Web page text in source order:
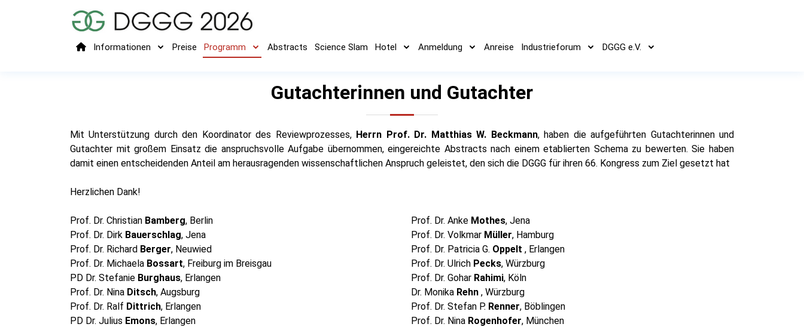
Informationen Preise Programm Abstracts Science Slam Hotel Anmeldung Anreise Industrieforum DGGG e.V.
Gutachterinnen und Gutachter
Mit Unterstützung durch den Koordinator des Reviewprozesses, Herrn Prof. Dr. Matthias W. Beckmann, haben die aufgeführten Gutachterinnen und
Gutachter mit großem Einsatz die anspruchsvolle Aufgabe übernommen, eingereichte Abstracts nach einem etablierten Schema zu bewerten. Sie haben
damit einen entscheidenden Anteil am herausragenden wissenschaftlichen Anspruch geleistet, den sich die DGGG für ihren 66. Kongress zum Ziel gesetzt hat
Herzlichen Dank!
Prof. Dr. Christian Bamberg, Berlin
Prof. Dr. Dirk Bauerschlag, Jena
Prof. Dr. Richard Berger, Neuwied
Prof. Dr. Michaela Bossart, Freiburg im Breisgau
PD Dr. Stefanie Burghaus, Erlangen
Prof. Dr. Nina Ditsch, Augsburg
Prof. Dr. Ralf Dittrich, Erlangen
PD Dr. Julius Emons, Erlangen
Prof. Dr. Anke Mothes, Jena
Prof. Dr. Volkmar Müller, Hamburg
Prof. Dr. Patricia G. Oppelt , Erlangen
Prof. Dr. Ulrich Pecks, Würzburg
Prof. Dr. Gohar Rahimi, Köln
Dr. Monika Rehn , Würzburg
Prof. Dr. Stefan P. Renner, Böblingen
Prof. Dr. Nina Rogenhofer, München